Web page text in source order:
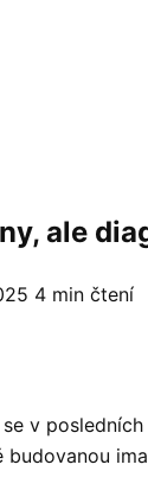
ale
4 min čtení
v